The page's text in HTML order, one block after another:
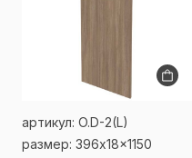
артикул: O.D-2(L)
размер: 396x18x1150